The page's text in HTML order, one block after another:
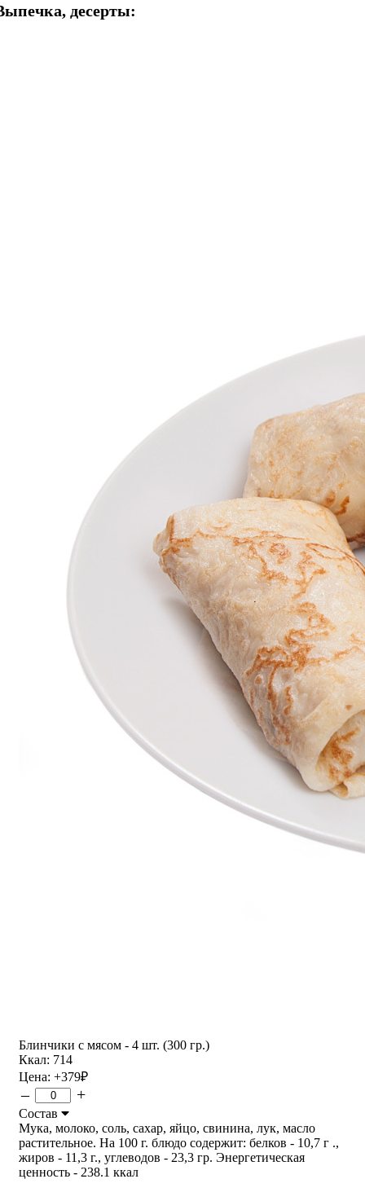
десерты:
Блинчики с мясом - 4 шт. (300 гр.)
Ккал: 714
Цена: +379₽
– +
Состав
Мука, молоко, соль, сахар, яйцо, свинина, лук, масло
растительное. На 100 г. блюдо содержит: белков - 10,7 г .,
жиров - 11,3 г., углеводов - 23,3 гр. Энергетическая
ценность - 238.1 ккал